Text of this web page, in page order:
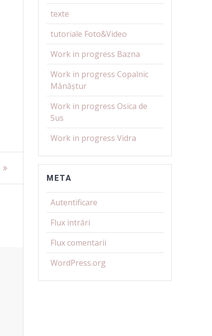
texte
tutoriale Foto&Video
Work in progress Bazna
Work in progress Copalnic
Mănăștur
Work in progress Osica de
Sus
Work in progress Vidra
META
Autentificare
Flux intrări
Flux comentarii
WordPress.org